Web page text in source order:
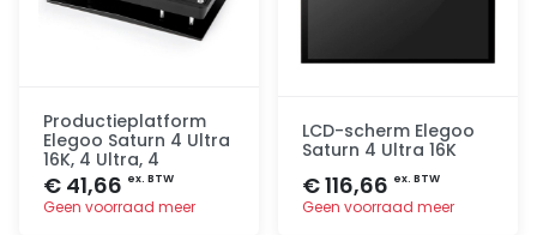
Productieplatform
Elegoo Saturn 4 Ultra
16K, 4 Ultra, 4
€ 41,66 ex. BTW
Geen voorraad meer
LCD-scherm Elegoo
Saturn 4 Ultra 16K
€ 116,66 ex. BTW
Geen voorraad meer